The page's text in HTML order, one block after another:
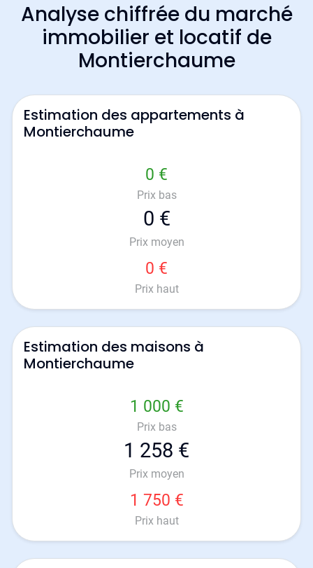
Analyse chiffrée du marché
immobilier et locatif de
Montierchaume
Estimation des appartements à
Montierchaume
0 €
Prix bas
0 €
Prix moyen
0 €
Prix haut
Estimation des maisons à
Montierchaume
1 000 €
Prix bas
1 258 €
Prix moyen
1 750 €
Prix haut